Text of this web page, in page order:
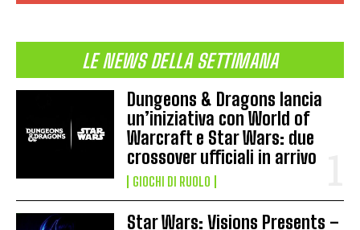
LE NEWS DELLA SETTIMANA
Dungeons & Dragons lancia
un’iniziativa con World of
Warcraft e Star Wars: due
crossover ufficiali in arrivo
GIOCHI DI RUOLO
Star Wars: Visions Presents –